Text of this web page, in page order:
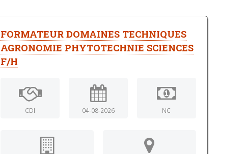
FORMATEUR DOMAINES TECHNIQUES
AGRONOMIE PHYTOTECHNIE SCIENCES
F/H
CDI 04-08-2026 NC